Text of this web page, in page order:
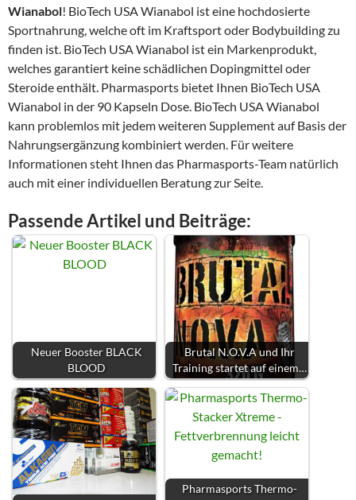
Wianabol! BioTech USA Wianabol ist eine hochdosierte
Sportnahrung, welche oft im Kraftsport oder Bodybuilding zu
finden ist. BioTech USA Wianabol ist ein Markenprodukt,
welches garantiert keine schädlichen Dopingmittel oder
Steroide enthält. Pharmasports bietet Ihnen BioTech USA
Wianabol in der 90 Kapseln Dose. BioTech USA Wianabol
kann problemlos mit jedem weiteren Supplement auf Basis der
Nahrungsergänzung kombiniert werden. Für weitere
Informationen steht Ihnen das Pharmasports-Team natürlich
auch mit einer individuellen Beratung zur Seite.
Passende Artikel und Beiträge:
Neuer Booster BLACK
BLOOD
Brutal N.O.V.A und Ihr
Training startet auf einem…
Pharmasports Thermo-